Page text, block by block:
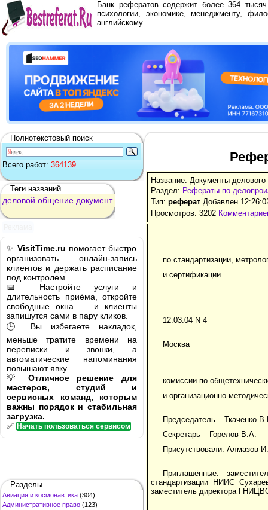
Банк рефератов содержит более 364
психологии, экономике, менеджменту,
английскому.
Полнотекстовый поиск
Всего работ: 364139
Теги названий
деловой общение документ
✨ VisitTime.ru помогает быстро
организовать онлайн-запись
клиентов и держать расписание
под контролем.
📅 Настройте услуги и
длительность приёма, откройте
свободные окна — и клиенты
запишутся сами в пару кликов.
🕒 Вы избегаете накладок,
меньше тратите времени на
переписки и звонки, а
автоматические напоминания
повышают явку.
💡 Отличное решение для
мастеров, студий и
сервисных команд, которым
важны порядок и стабильная
загрузка.
✅ Начать пользоваться сервисом
Разделы
Авиация и космонавтика (304)
Административное право (123)
Название: Документы
Раздел: Рефераты по
Тип: реферат Добавлен
Просмотров: 3202
по стандартизации,
и сертификации
12.03.04 N 4
Москва
комиссии по
и организационно-
Председатель – Ткаченко
Секретарь – Горелов В.А.
Присутствовали: Алмазов
Приглашённые:
стандартизации НИИС
заместитель директора